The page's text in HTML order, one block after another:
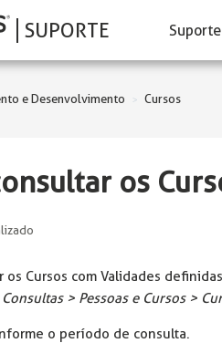
SUPORTE Suporte
e Desenvolvimento Cursos
os
os Cursos com Validades
Consultas > Pessoas e Cursos >
o período de consulta.